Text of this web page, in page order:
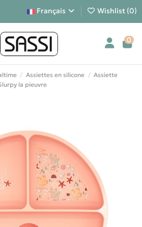
Français Wishlist (0)
0
Assiettes en silicone
Assiette
la pieuvre